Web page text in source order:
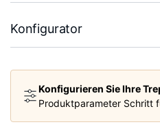
Konfigurator
Konfigurieren Sie Ihre
Produktparameter Schritt